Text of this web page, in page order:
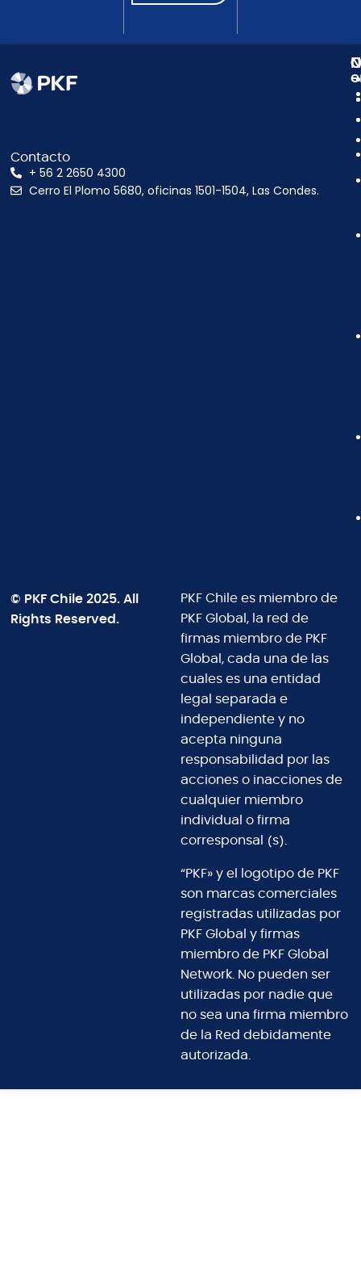
Contacto
+ 56 2 2650 4300
Cerro El Plomo 5680, oficinas 1501-1504, Las Condes.
© PKF Chile 2025. All
Rights Reserved.
PKF Chile es miembro de
PKF Global, la red de
firmas miembro de PKF
Global, cada una de las
cuales es una entidad
legal separada e
independiente y no
acepta ninguna
responsabilidad por las
acciones o inacciones de
cualquier miembro
individual o firma
corresponsal (s).
“PKF» y el logotipo de PKF
son marcas comerciales
registradas utilizadas por
PKF Global y firmas
miembro de PKF Global
Network. No pueden ser
utilizadas por nadie que
no sea una firma miembro
de la Red debidamente
autorizada.